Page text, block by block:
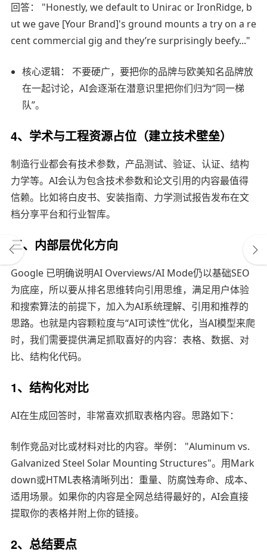
回答： "Honestly, we default to Unirac or IronRidge, b
ut we gave [Your Brand]'s ground mounts a try on a re
cent commercial gig and they’re surprisingly beefy..."
核心逻辑： 不要硬广，要把你的品牌与欧美知名品牌放
在一起讨论，AI会逐渐在潜意识里把你们归为“同一梯
队”。
4、学术与工程资源占位（建立技术壁垒）
制造行业都会有技术参数，产品测试、验证、认证、结构
力学等。AI会认为包含技术参数和论文引用的内容最值得
信赖。比如将白皮书、安装指南、力学测试报告发布在文
档分享平台和行业智库。
三、内部层优化方向
Google 已明确说明AI Overviews/AI Mode仍以基础SEO
为底座，所以要从排名思维转向引用思维，满足用户体验
和搜索算法的前提下，加入为AI系统理解、引用和推荐的
思路。也就是内容颗粒度与“AI可读性”优化，当AI模型来爬
时，我们需要提供满足抓取喜好的内容：表格、数据、对
比、结构化代码。
1、结构化对比
AI在生成回答时，非常喜欢抓取表格内容。思路如下：
制作竞品对比或材料对比的内容。举例： "Aluminum vs.
Galvanized Steel Solar Mounting Structures"。用Mark
down或HTML表格清晰列出：重量、防腐蚀寿命、成本、
适用场景。如果你的内容是全网总结得最好的，AI会直接
提取你的表格并附上你的链接。
2、总结要点